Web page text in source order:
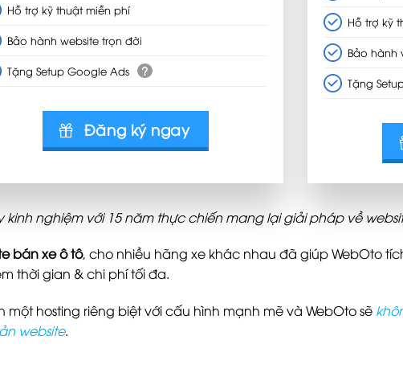
Hỗ trợ kỹ thuật miễn phí
Bảo hành website trọn đời
Tặng Setup Google Ads ?
Đăng ký ngay
Hỗ trợ kỹ
Bảo hành
Tặng
kinh nghiệm với 15 năm thực chiến mang lại giải pháp về
bán xe ô tô, cho nhiều hãng xe khác nhau đã giúp WebOto
thời gian & chi phí tối đa.
một hosting riêng biệt với cấu hình mạnh mẽ và WebOto sẽ
website.